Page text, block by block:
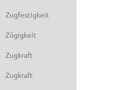
Zugfestigkeit
Zügigkeit
Zugkraft
Zugkraft